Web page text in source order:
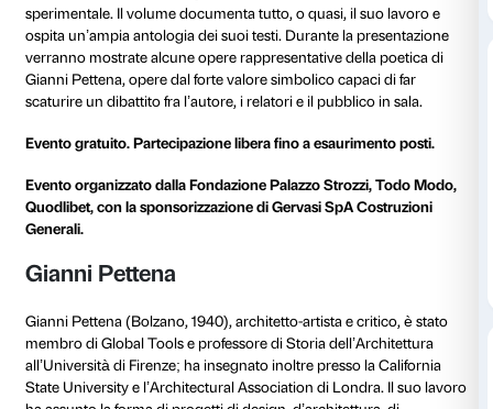
fiorentine.
Gianni Pettena, è stato uno dei fondatori
fiorentina degli anni Sessanta e Settanta insieme
sempre mantenuto una posizione autonoma. Oltre
funzionalismo modernista, a frequentare le gallerie,
critici legati a quella stagione, si è distinto per una
L’anarchitetto, per citare il titolo del suo primo libro.
frequentazione di (an)architetti come Buckminster
Wines, attenti all’ecologia, alle periferie e al “rendere
luoghi insignificanti”. Più in generale l’unicità del